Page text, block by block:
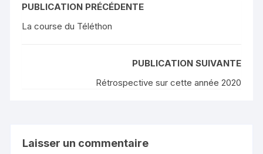
PUBLICATION PRÉCÉDENTE
La course du Téléthon
PUBLICATION SUIVANTE
Rétrospective sur cette année 2020
Laisser un commentaire